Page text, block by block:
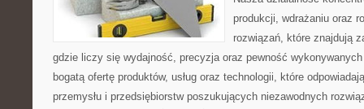
produkcji, wdrażaniu oraz
rozwiązań, które znajdują
gdzie liczy się wydajność, precyzja oraz pewność
bogatą ofertę produktów, usług oraz technologii, które
przemysłu i przedsiębiorstw poszukujących niezawodnych